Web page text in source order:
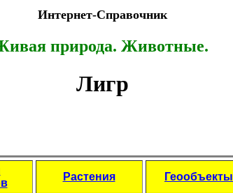
Интернет-Справочник
природа. Животные.
Лигр
Растения Геообъекты